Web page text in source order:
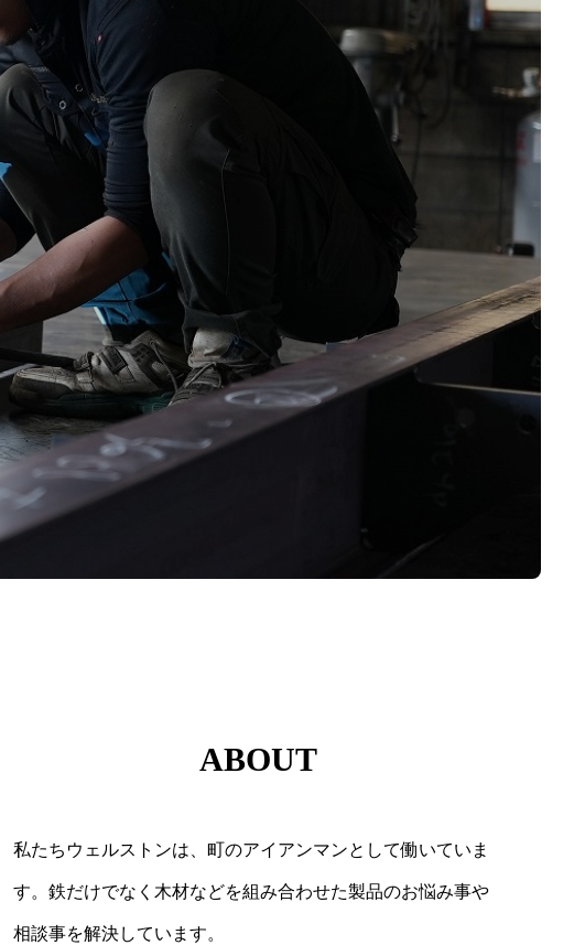
ABOUT
私たちウェルストンは、町のアイアンマンとして働いていま
す。鉄だけでなく木材などを組み合わせた製品のお悩み事や
相談事を解決しています。